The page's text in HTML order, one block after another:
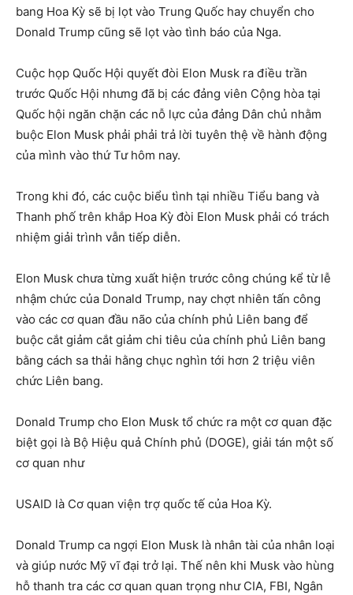
bang Hoa Kỳ sẽ bị lọt vào Trung Quốc hay chuyển cho
Donald Trump cũng sẽ lọt vào tình báo của Nga.
Cuộc họp Quốc Hội quyết đòi Elon Musk ra điều trần
trước Quốc Hội nhưng đã bị các đảng viên Cộng hòa tại
Quốc hội ngăn chặn các nỗ lực của đảng Dân chủ nhằm
buộc Elon Musk phải phải trả lời tuyên thệ về hành động
của mình vào thứ Tư hôm nay.
Trong khi đó, các cuộc biểu tình tại nhiều Tiểu bang và
Thanh phố trên khắp Hoa Kỳ đòi Elon Musk phải có trách
nhiệm giải trình vẫn tiếp diễn.
Elon Musk chưa từng xuất hiện trước công chúng kể từ lễ
nhậm chức của Donald Trump, nay chợt nhiên tấn công
vào các cơ quan đầu não của chính phủ Liên bang để
buộc cắt giảm cắt giảm chi tiêu của chính phủ Liên bang
bằng cách sa thải hằng chục nghìn tới hơn 2 triệu viên
chức Liên bang.
Donald Trump cho Elon Musk tổ chức ra một cơ quan đặc
biệt gọi là Bộ Hiệu quả Chính phủ (DOGE), giải tán một số
cơ quan như
USAID là Cơ quan viện trợ quốc tế của Hoa Kỳ.
Donald Trump ca ngợi Elon Musk là nhân tài của nhân loại
và giúp nước Mỹ vĩ đại trở lại. Thế nên khi Musk vào hùng
hỗ thanh tra các cơ quan quan trọng như CIA, FBI, Ngân